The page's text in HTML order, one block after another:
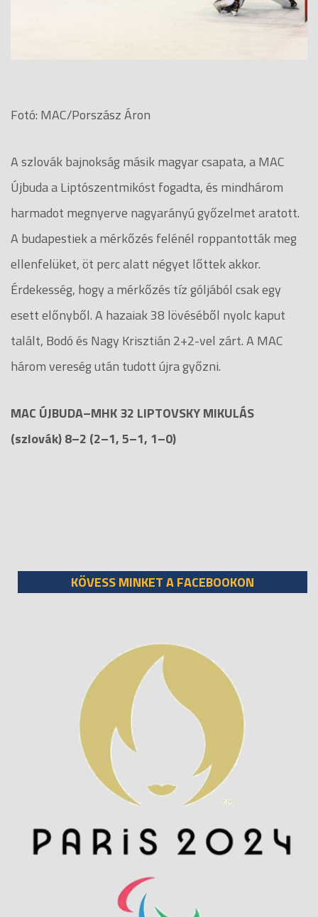
Fotó: MAC/Porszász Áron
A szlovák bajnokság másik magyar csapata, a MAC
Újbuda a Liptószentmikóst fogadta, és mindhárom
harmadot megnyerve nagyarányú győzelmet aratott.
A budapestiek a mérkőzés felénél roppantották meg
ellenfelüket, öt perc alatt négyet lőttek akkor.
Érdekesség, hogy a mérkőzés tíz góljából csak egy
esett előnyből. A hazaiak 38 lövéséből nyolc kaput
talált, Bodó és Nagy Krisztián 2+2-vel zárt. A MAC
három vereség után tudott újra győzni.
MAC ÚJBUDA–MHK 32 LIPTOVSKY MIKULÁS
(szlovák) 8–2 (2–1, 5–1, 1–0)
KÖVESS MINKET A FACEBOOKON